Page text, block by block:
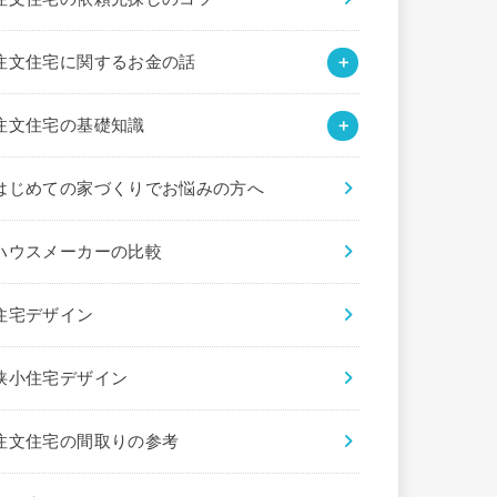
文住宅に関するお金の話
文住宅の基礎知識
じめての家づくりでお悩みの方へ
ウスメーカーの比較
宅デザイン
小住宅デザイン
文住宅の間取りの参考